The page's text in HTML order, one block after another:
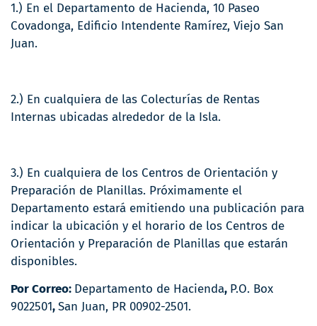
1.) En el Departamento de Hacienda, 10 Paseo
Covadonga, Edificio Intendente Ramírez, Viejo San
Juan.
2.) En cualquiera de las Colecturías de Rentas
Internas ubicadas alrededor de la Isla.
3.) En cualquiera de los Centros de Orientación y
Preparación de Planillas. Próximamente el
Departamento estará emitiendo una publicación para
indicar la ubicación y el horario de los Centros de
Orientación y Preparación de Planillas que estarán
disponibles.
Por Correo: Departamento de Hacienda, P.O. Box
9022501,San Juan, PR 00902-2501.